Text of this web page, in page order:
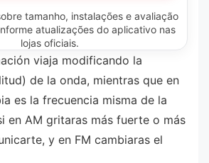
tamanho, instalações e avaliação
atualizações do aplicativo nas
lojas oficiais.
viaja modificando la
de la onda, mientras que en
es la frecuencia misma de la
en AM gritaras más fuerte o más
y en FM cambiaras el